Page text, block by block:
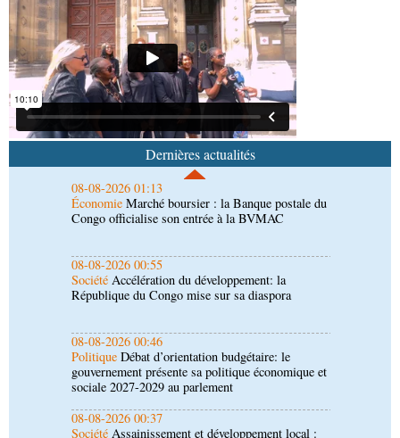
Dernières actualités
08-08-2026 01:18
Afrique-Monde Congo-Mali : les deux pays
envisagent le renforcement de leur coopération
agricole
08-08-2026 01:13
Marché boursier : la Banque postale du
Congo officialise son entrée à la BVMAC
08-08-2026 00:55
SociétéAccélération du développement: la
République du Congo mise sur sa diaspora
08-08-2026 00:46
PolitiqueDébat d’orientation budgétaire: le
gouvernement présente sa politique économique et
08-08-2026 00:37
SociétéAssainissement et développement local :
les Nations unies réitèrent leur soutien au Congo
07-08-2026 11:03
SportFootball, le week-end des Diables rouges et